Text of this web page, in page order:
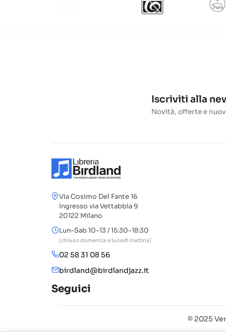
Iscriviti alla
Novità, offerte e
Via Cosimo Del Fante 16
Ingresso via Vettabbia 9
20122 Milano
Lun–Sab 10–13 / 15:30–18:30
(chiuso domenica e lunedì mattina)
02 58 31 08 56
birdland@birdlandjazz.it
Seguici
© 2025